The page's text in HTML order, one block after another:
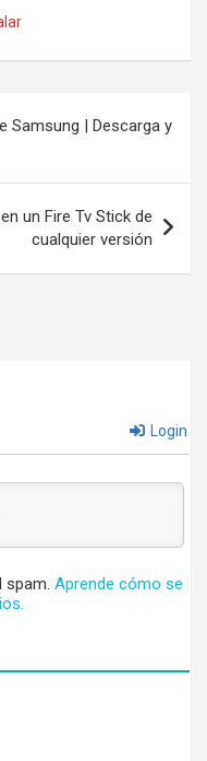
Samsung | Descarga y
un Fire Tv Stick de
cualquier versión
Login
spam. Aprende cómo se